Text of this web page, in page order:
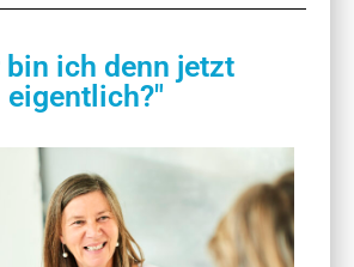
bin ich denn jetzt
eigentlich?"